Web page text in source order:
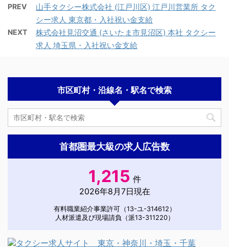
PREV
山手タクシー株式会社 (江戸川区) 江戸川営業所 タク
シー求人 東京都・入社祝い金支給
NEXT
株式会社見沼交通 (さいたま市見沼区) 本社 タクシー
求人 埼玉県・入社祝い金支給
市区町村・沿線名・駅名で検索
首都圏最大級の求人広告数
1,215 件
2026年8月7日現在
有料職業紹介事業許可（13-ユ-314612）
人材派遣及び現場請負（派13-311220）